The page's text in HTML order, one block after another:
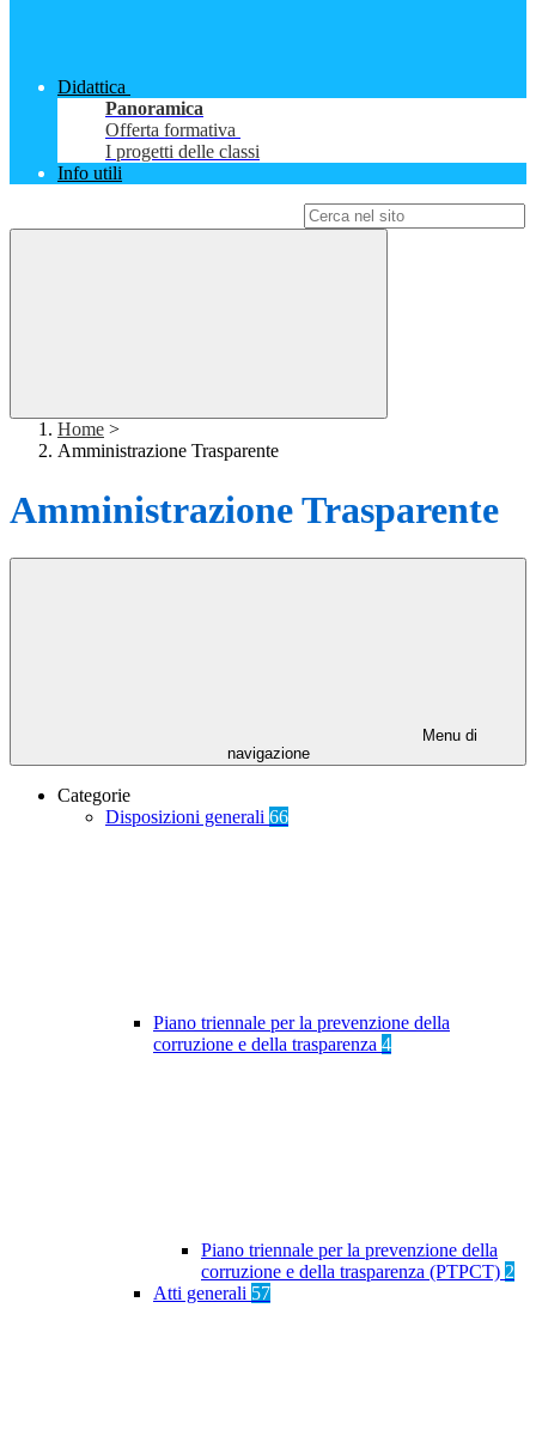
Didattica
Panoramica
Offerta formativa
I progetti delle classi
Info utili
Home >
Amministrazione Trasparente
Amministrazione Trasparente
Menu di
navigazione
Categorie
Disposizioni generali 66
Piano triennale per la prevenzione della
corruzione e della trasparenza 4
Piano triennale per la prevenzione della
corruzione e della trasparenza (PTPCT) 2
Atti generali 57